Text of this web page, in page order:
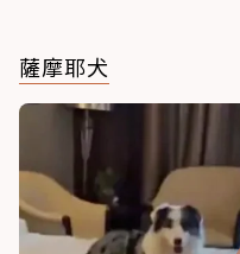
薩摩耶犬